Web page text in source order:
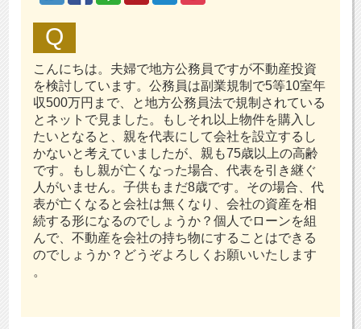
こんにちは。夫婦で地方公務員ですが不動産投資
を検討しています。公務員は副業規制で5等10室年
収500万円まで、と地方公務員法で規制されている
とネットで見ました。もしそれ以上物件を購入し
たいとなると、親を代表にして会社を設立するし
かないと考えていましたが、親も75歳以上の高齢
です。もし親が亡くなった場合、代表を引き継ぐ
人がいません。子供もまだ8歳です。その場合、代
表が亡くなると会社は無くなり、会社の資産を相
続する形になるのでしょうか？個人でローンを組
んで、不動産を会社の持ち物にすることはできる
のでしょうか？どうぞよろしくお願いいたします
。